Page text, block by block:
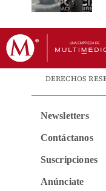
DERECHOS
Newsletters
Contáctanos
Suscripciones
Anúnciate